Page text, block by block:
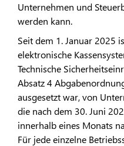
Unternehmen und
werden kann.
Seit dem 1. Januar 2025
elektronische
Technische
Absatz 4
ausgesetzt war, von
die nach dem 30. Juni
innerhalb eines Monats
Für jede einzelne